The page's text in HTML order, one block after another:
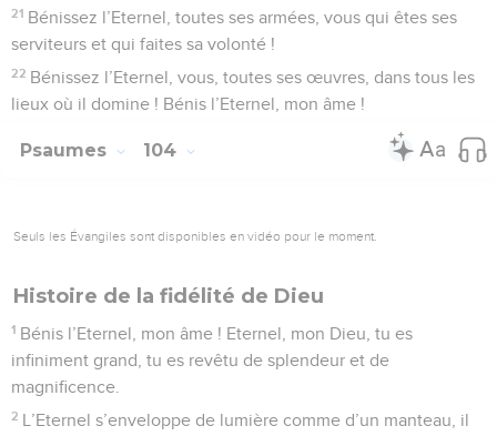
21 Bénissez l’Eternel, toutes ses armées, vous qui êtes ses
serviteurs et qui faites sa volonté !
22 Bénissez l’Eternel, vous, toutes ses œuvres, dans tous les
lieux où il domine ! Bénis l’Eternel, mon âme !
Psaumes 104
Seuls les Évangiles sont disponibles en vidéo pour le moment.
Histoire de la fidélité de Dieu
1 Bénis l’Eternel, mon âme ! Eternel, mon Dieu, tu es
infiniment grand, tu es revêtu de splendeur et de
magnificence.
2 L’Eternel s’enveloppe de lumière comme d’un manteau, il